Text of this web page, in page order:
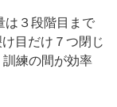
は３段階目まで
目だけ７つ閉じ
練の間が効率